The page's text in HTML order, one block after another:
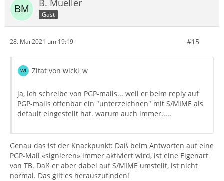
B. Mueller
Gast
28. Mai 2021 um 19:19 #15
Zitat von wicki_w
ja, ich schreibe von PGP-mails... weil er beim reply auf
PGP-mails offenbar ein "unterzeichnen" mit S/MIME als
default eingestellt hat. warum auch immer.....
Genau das ist der Knackpunkt: Daß beim Antworten auf eine
PGP-Mail «signieren» immer aktiviert wird, ist eine Eigenart
von TB. Daß er aber dabei auf S/MIME umstellt, ist nicht
normal. Das gilt es herauszufinden!